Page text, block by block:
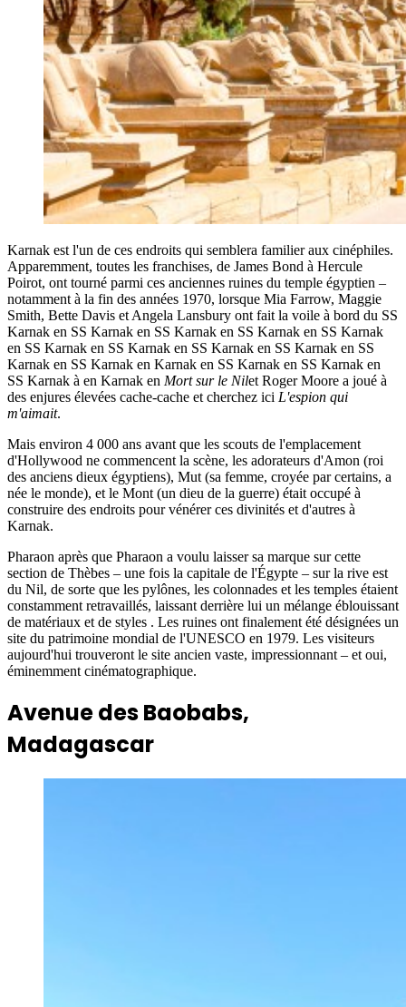
Karnak est l'un de ces endroits qui semblera familier aux cinéphiles.
Apparemment, toutes les franchises, de James Bond à Hercule
Poirot, ont tourné parmi ces anciennes ruines du temple égyptien –
notamment à la fin des années 1970, lorsque Mia Farrow, Maggie
Smith, Bette Davis et Angela Lansbury ont fait la voile à bord du SS
Karnak en SS Karnak en SS Karnak en SS Karnak en SS Karnak
en SS Karnak en SS Karnak en SS Karnak en SS Karnak en SS
Karnak en SS Karnak en Karnak en SS Karnak en SS Karnak en
SS Karnak à en Karnak en Mort sur le Nilet Roger Moore a joué à
des enjures élevées cache-cache et cherchez ici L'espion qui
m'aimait.
Mais environ 4 000 ans avant que les scouts de l'emplacement
d'Hollywood ne commencent la scène, les adorateurs d'Amon (roi
des anciens dieux égyptiens), Mut (sa femme, croyée par certains, a
née le monde), et le Mont (un dieu de la guerre) était occupé à
construire des endroits pour vénérer ces divinités et d'autres à
Karnak.
Pharaon après que Pharaon a voulu laisser sa marque sur cette
section de Thèbes – une fois la capitale de l'Égypte – sur la rive est
du Nil, de sorte que les pylônes, les colonnades et les temples étaient
constamment retravaillés, laissant derrière lui un mélange éblouissant
de matériaux et de styles . Les ruines ont finalement été désignées un
site du patrimoine mondial de l'UNESCO en 1979. Les visiteurs
aujourd'hui trouveront le site ancien vaste, impressionnant – et oui,
éminemment cinématographique.
Avenue des Baobabs,
Madagascar